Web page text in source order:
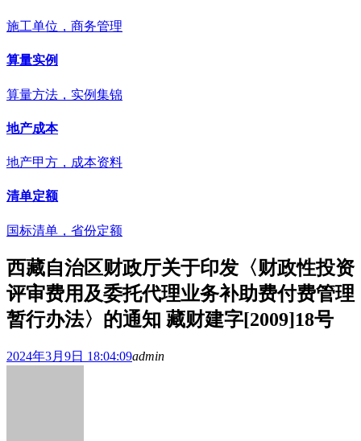
施工单位，商务管理
算量实例
算量方法，实例集锦
地产成本
地产甲方，成本资料
清单定额
国标清单，省份定额
西藏自治区财政厅关于印发〈财政性投资
评审费用及委托代理业务补助费付费管理
暂行办法〉的通知 藏财建字[2009]18号
2024年3月9日 18:04:09admin